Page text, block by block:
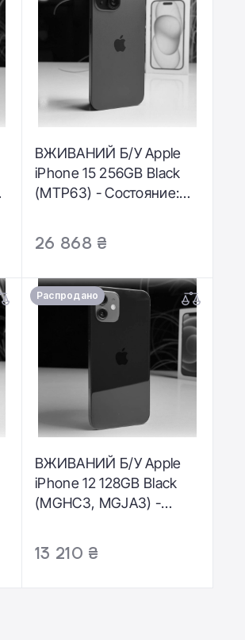
ВЖИВАНИЙ Б/У Apple
iPhone 15 256GB Black
(MTP63) - Состояние:
полный | Гарантия: 3
26 868 ₴
Распродано
ВЖИВАНИЙ Б/У Apple
iPhone 12 128GB Black
(MGHC3, MGJA3) -
Комплектация: полный |
13 210 ₴